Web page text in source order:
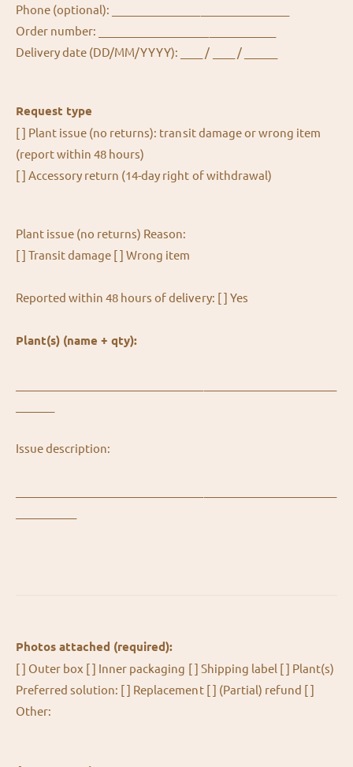
Phone (optional): ________________________________
Order number: ________________________________
Delivery date (DD/MM/YYYY): ____ / ____ / ______
Request type
[ ] Plant issue (no returns): transit damage or wrong item
(report within 48 hours)
[ ] Accessory return (14-day right of withdrawal)
Plant issue (no returns) Reason:
[ ] Transit damage [ ] Wrong item
Reported within 48 hours of delivery: [ ] Yes
Plant(s) (name + qty):
Issue description:
Photos attached (required):
[ ] Outer box [ ] Inner packaging [ ] Shipping label [ ] Plant(s)
Preferred solution: [ ] Replacement [ ] (Partial) refund [ ]
Other: